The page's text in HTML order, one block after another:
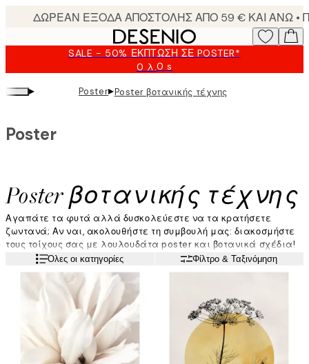
SALE - 50% ΈΚΠΤΩΣΗ ΣΕ POSTER*
0 λ.0 s
Ισχύει
μέχρι:
2026-
▸ Poster▸Poster βοτανικής τέχνης
Poster βοτανικής τέχνης
Poster
Αγαπάτε τα φυτά αλλά δυσκολεύεστε να τα κρατήσετε
ζωντανά; Αν ναι, ακολουθήστε τη συμβουλή μας: διακοσμήστε
τους τοίχους σας με λουλουδάτα poster και βοτανικά σχέδια!
Βοτανική τέχνη με κάκτους, λουλούδια, φοίνικες και άλλα
φυτά για να δημιουργήσετε έναν προσωπικό χώρο πρασίνου.
Διαβάστε περισσότερα
Όλες οι κατηγορίες Φίλτρο & Ταξινόμηση